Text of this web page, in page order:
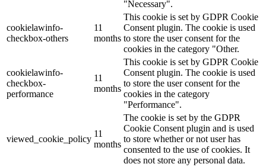
"Necessary".
cookielawinfo-
checkbox-others
11
months
This cookie is set by GDPR Cookie
Consent plugin. The cookie is used
to store the user consent for the
cookies in the category "Other.
cookielawinfo-
checkbox-
performance
11
months
This cookie is set by GDPR Cookie
Consent plugin. The cookie is used
to store the user consent for the
cookies in the category
"Performance".
viewed_cookie_policy
11
months
The cookie is set by the GDPR
Cookie Consent plugin and is used
to store whether or not user has
consented to the use of cookies. It
does not store any personal data.